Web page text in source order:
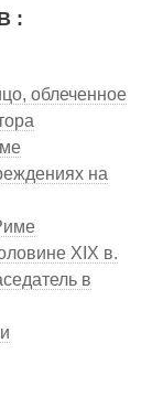
облеченное
на
XIX в.
в